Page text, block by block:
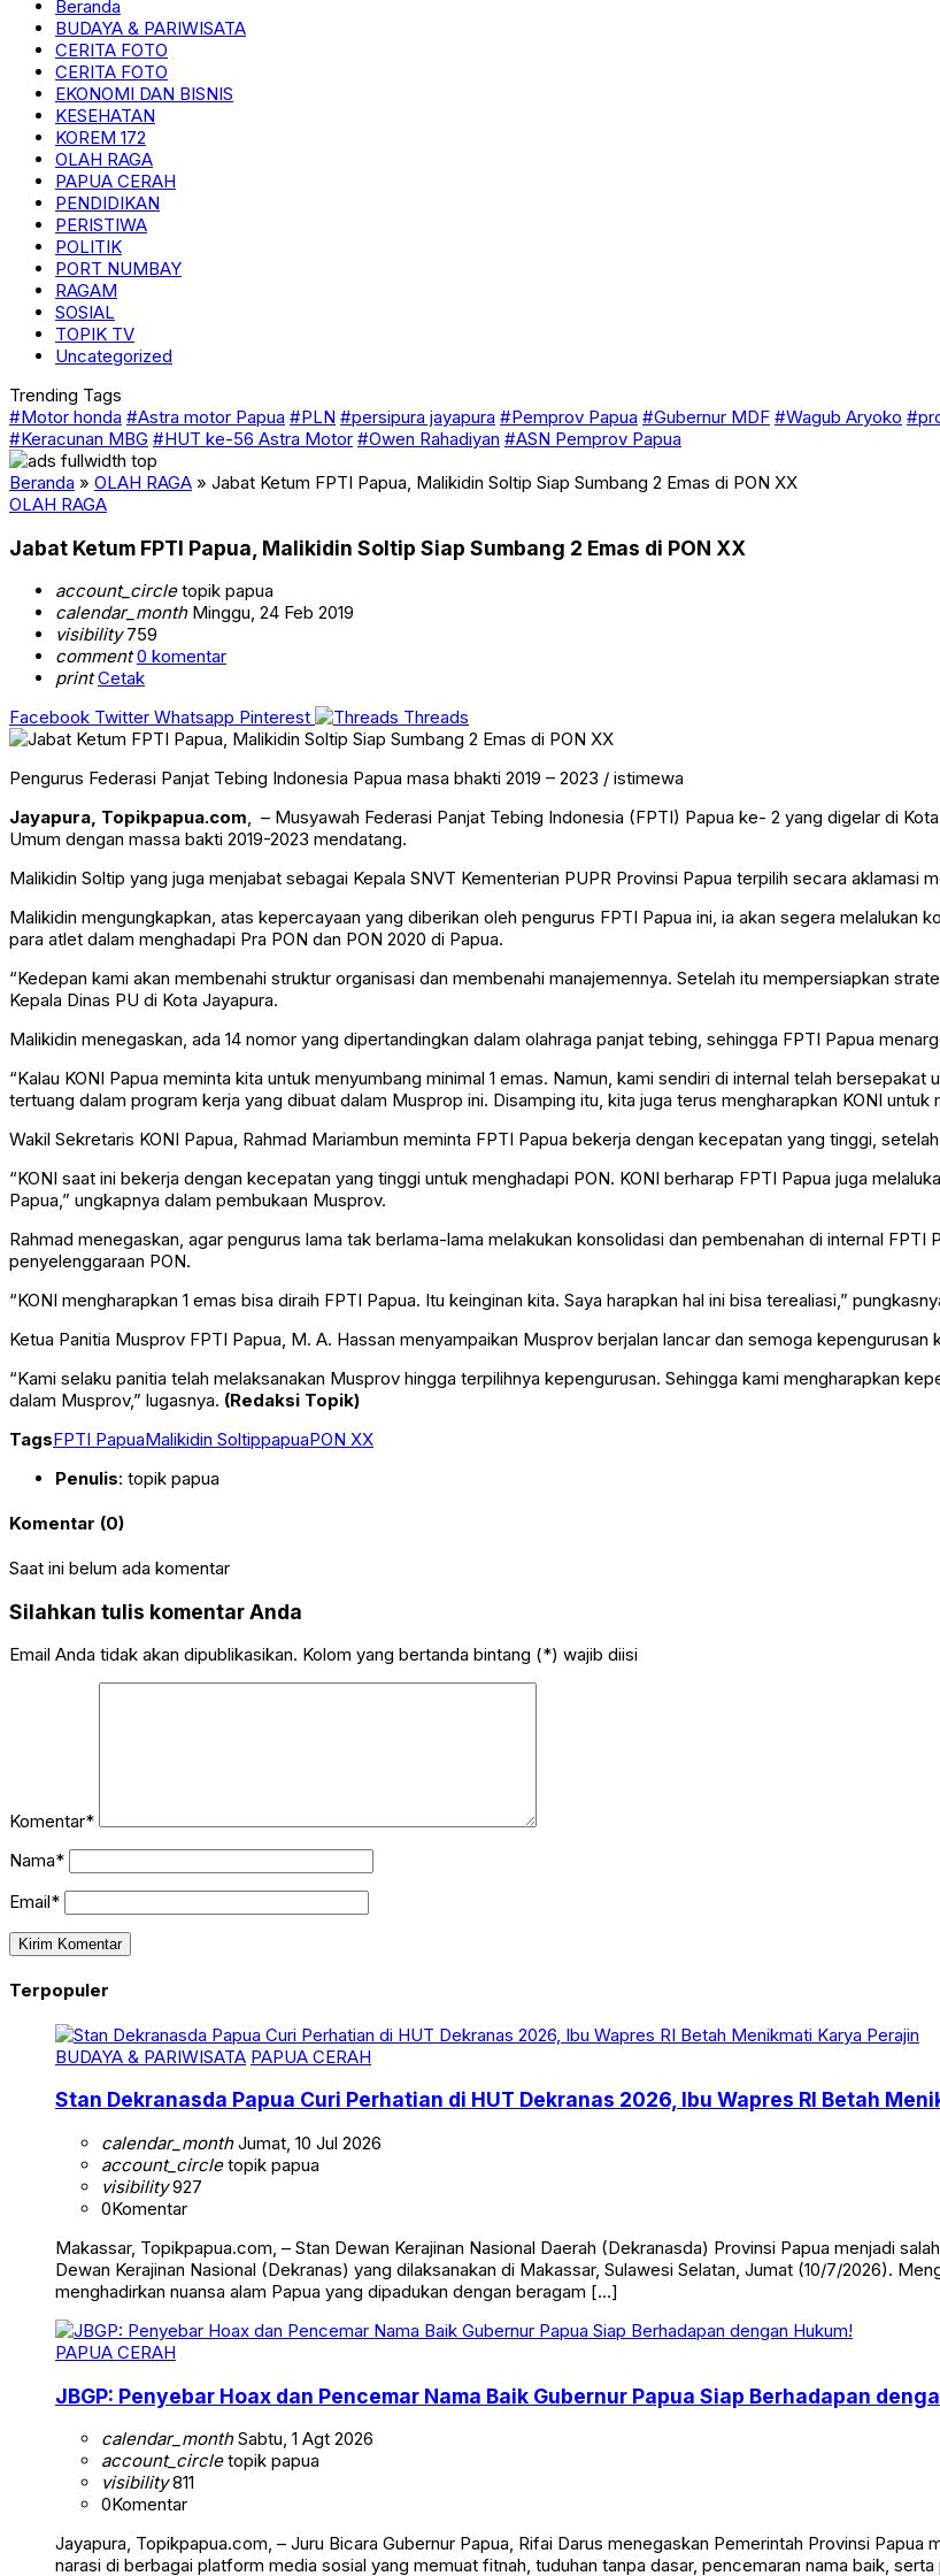
Beranda
BUDAYA & PARIWISATA
CERITA FOTO
CERITA FOTO
EKONOMI DAN BISNIS
KESEHATAN
KOREM 172
OLAH RAGA
PAPUA CERAH
PENDIDIKAN
PERISTIWA
POLITIK
PORT NUMBAY
RAGAM
SOSIAL
TOPIK TV
Uncategorized
Trending Tags
#Motor honda #Astra motor Papua #PLN #persipura jayapura #Pemprov Papua #Gubernur MDF #Wagub Aryoko
#Keracunan MBG #HUT ke-56 Astra Motor #Owen Rahadiyan #ASN Pemprov Papua
Beranda » OLAH RAGA » Jabat Ketum FPTI Papua, Malikidin Soltip Siap Sumbang 2 Emas di PON XX
OLAH RAGA
Jabat Ketum FPTI Papua, Malikidin Soltip Siap Sumbang 2 Emas di PON XX
account_circletopik papua
calendar_monthMinggu, 24 Feb 2019
visibility759
comment 0 komentar
print Cetak
Facebook Twitter Whatsapp Pinterest Threads
Pengurus Federasi Panjat Tebing Indonesia Papua masa bhakti 2019 – 2023 / istimewa
Jayapura, Topikpapua.com, – Musyawah Federasi Panjat Tebing Indonesia (FPTI) Papua ke- 2 yang digelar di
Umum dengan massa bakti 2019-2023 mendatang.
Malikidin Soltip yang juga menjabat sebagai Kepala SNVT Kementerian PUPR Provinsi Papua terpilih secara aklamasi
Malikidin mengungkapkan, atas kepercayaan yang diberikan oleh pengurus FPTI Papua ini, ia akan segera melalukan
para atlet dalam menghadapi Pra PON dan PON 2020 di Papua.
“Kedepan kami akan membenahi struktur organisasi dan membenahi manajemennya. Setelah itu mempersiapkan
Kepala Dinas PU di Kota Jayapura.
Malikidin menegaskan, ada 14 nomor yang dipertandingkan dalam olahraga panjat tebing, sehingga FPTI Papua
“Kalau KONI Papua meminta kita untuk menyumbang minimal 1 emas. Namun, kami sendiri di internal telah
tertuang dalam program kerja yang dibuat dalam Musprop ini. Disamping itu, kita juga terus mengharapkan KONI
Wakil Sekretaris KONI Papua, Rahmad Mariambun meminta FPTI Papua bekerja dengan kecepatan yang tinggi,
“KONI saat ini bekerja dengan kecepatan yang tinggi untuk menghadapi PON. KONI berharap FPTI Papua juga
Papua,” ungkapnya dalam pembukaan Musprov.
Rahmad menegaskan, agar pengurus lama tak berlama-lama melakukan konsolidasi dan pembenahan di internal
penyelenggaraan PON.
“KONI mengharapkan 1 emas bisa diraih FPTI Papua. Itu keinginan kita. Saya harapkan hal ini bisa terealiasi,”
Ketua Panitia Musprov FPTI Papua, M. A. Hassan menyampaikan Musprov berjalan lancar dan semoga
“Kami selaku panitia telah melaksanakan Musprov hingga terpilihnya kepengurusan. Sehingga kami mengharapkan
dalam Musprov,” lugasnya. (Redaksi Topik)
TagsFPTI PapuaMalikidin SoltippapuaPON XX
Penulis: topik papua
Komentar (0)
Saat ini belum ada komentar
Silahkan tulis komentar Anda
Email Anda tidak akan dipublikasikan. Kolom yang bertanda bintang (*) wajib diisi
Komentar*
Nama*
Email*
Terpopuler
BUDAYA & PARIWISATA PAPUA CERAH
Stan Dekranasda Papua Curi Perhatian di HUT Dekranas 2026, Ibu Wapres RI Betah
calendar_monthJumat, 10 Jul 2026
account_circletopik papua
visibility927
0Komentar
Makassar, Topikpapua.com, – Stan Dewan Kerajinan Nasional Daerah (Dekranasda) Provinsi Papua menjadi
Dewan Kerajinan Nasional (Dekranas) yang dilaksanakan di Makassar, Sulawesi Selatan, Jumat (10/7/2026).
menghadirkan nuansa alam Papua yang dipadukan dengan beragam […]
PAPUA CERAH
JBGP: Penyebar Hoax dan Pencemar Nama Baik Gubernur Papua Siap Berhadapan
calendar_monthSabtu, 1 Agt 2026
account_circletopik papua
visibility811
0Komentar
Jayapura, Topikpapua.com, – Juru Bicara Gubernur Papua, Rifai Darus menegaskan Pemerintah Provinsi
narasi di berbagai platform media sosial yang memuat fitnah, tuduhan tanpa dasar, pencemaran nama baik,